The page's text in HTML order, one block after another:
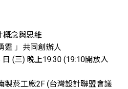
概念與思維
霆 」共同創辦人
(三) 晚上19:30 (19:10開放入
製菸工廠2F (台灣設計聯盟會議